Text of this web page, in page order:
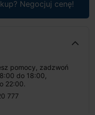
Negocjuj cenę!
pomocy, zadzwoń
do 18:00,
22:00.
777